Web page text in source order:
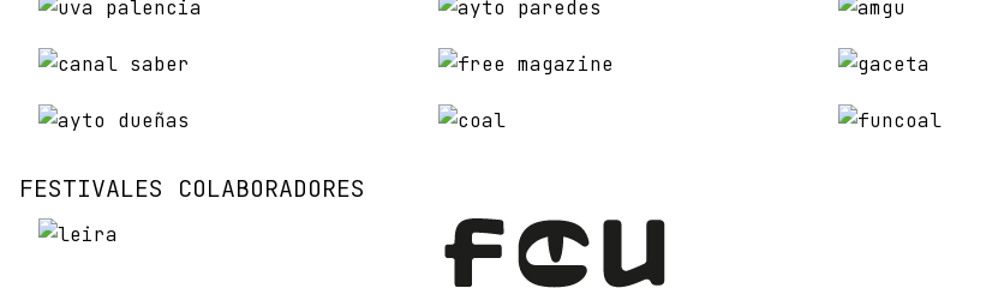
FESTIVALES COLABORADORES